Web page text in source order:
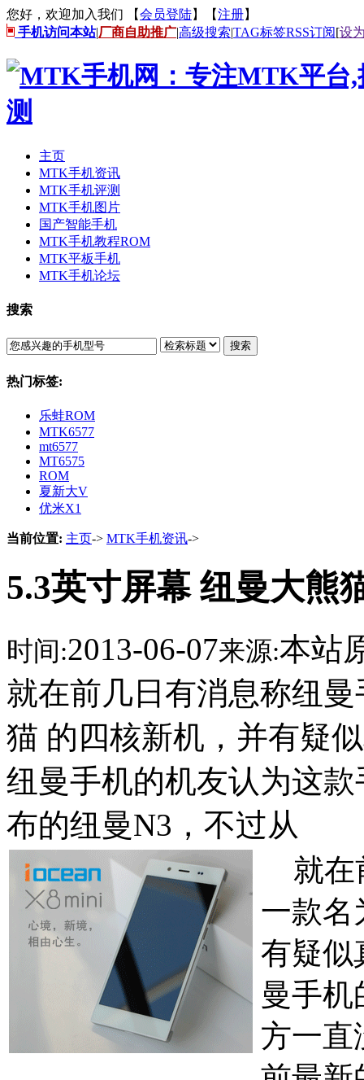
您好，欢迎加入我们 【会员登陆】【注册】
手机访问本站|厂商自助推广|高级搜索|TAG标签RSS订阅[设
主页
MTK手机资讯
MTK手机评测
MTK手机图片
国产智能手机
MTK手机教程ROM
MTK平板手机
MTK手机论坛
搜索
搜索
热门标签:
乐蛙ROM
MTK6577
mt6577
MT6575
ROM
夏新大V
优米X1
当前位置: 主页-> MTK手机资讯->
5.3英寸屏幕 纽曼大熊
时间:2013-06-07来源:本站
就在前几日有消息称纽
猫 的四核新机，并有疑
纽曼手机的机友认为这
布的纽曼N3，不过从
就在
一款名
有疑似
曼手
方一直